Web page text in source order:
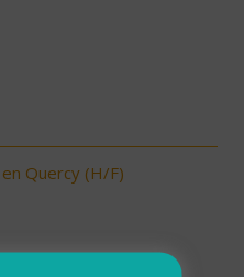
Quercy (H/F)